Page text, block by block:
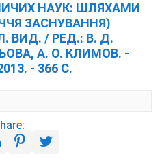
НАУК: ШЛЯХАМИ
ЗАСНУВАННЯ)
ВИД. / РЕД.: В. Д.
А. О. КЛИМОВ. -
- 366 С.